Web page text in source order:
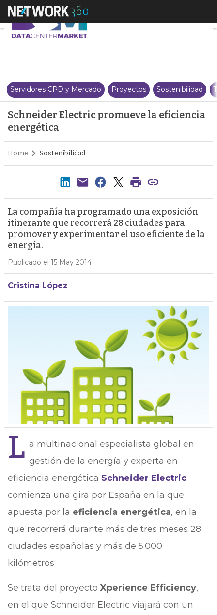
Schneider Electric promueve
Servidores CPD y Mercado Proyectos Sostenibilidad
Schneider Electric promueve la eficiencia
energética
Home Sostenibilidad
La compañía ha programado una exposición
itinerante que recorrerá 28 ciudades para
promover y experimentar el uso eficiente de la
energía.
Publicado el 15 May 2014
Cristina López
L a multinacional especialista global en
gestión de la energía y experta en
eficiencia energética Schneider Electric
comienza una gira por España en la que
apuesta por la eficiencia energética, en la
que recorrerá durante más de tres meses 28
ciudades españolas y más de 5.000
kilómetros.
Se trata del proyecto Xperience Efficiency,
en el que Schneider Electric viajará con un